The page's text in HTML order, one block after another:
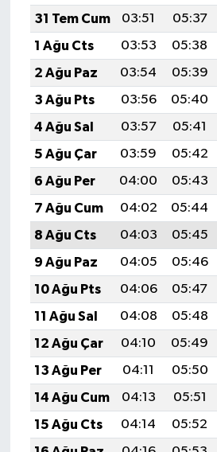
31 Tem Cum
03:51 05:37
1 Ağu Cts
03:53 05:38
2 Ağu Paz
03:54 05:39
3 Ağu Pts
03:56 05:40
4 Ağu Sal
03:57 05:41
5 Ağu Çar
03:59 05:42
6 Ağu Per
04:00 05:43
7 Ağu Cum
04:02 05:44
8 Ağu Cts
04:03 05:45
9 Ağu Paz
04:05 05:46
10 Ağu Pts
04:06 05:47
11 Ağu Sal
04:08 05:48
12 Ağu Çar
04:10 05:49
13 Ağu Per
04:11 05:50
14 Ağu Cum
04:13 05:51
15 Ağu Cts
04:14 05:52